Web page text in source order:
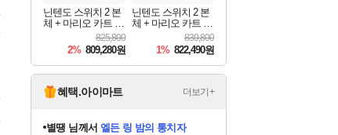
닌텐도 스위치 2 본
체 + 마리오 카트 월
드 + 포켓몬스터 레
전드 ZA 닌텐도 스
위치 2 에디션 번들
825,800
2% 809,280원
닌텐도 스위치 2 본
체 + 마리오 카트 월
드 + 슈퍼 마리오 파
티 잼버리 닌텐도
스위치 2 에디션 +
잼버리 TV 번들
830,800
1% 822,490원
혜택.아이마트 더보기+
니코 님께서 (본편포함) 데이브 더